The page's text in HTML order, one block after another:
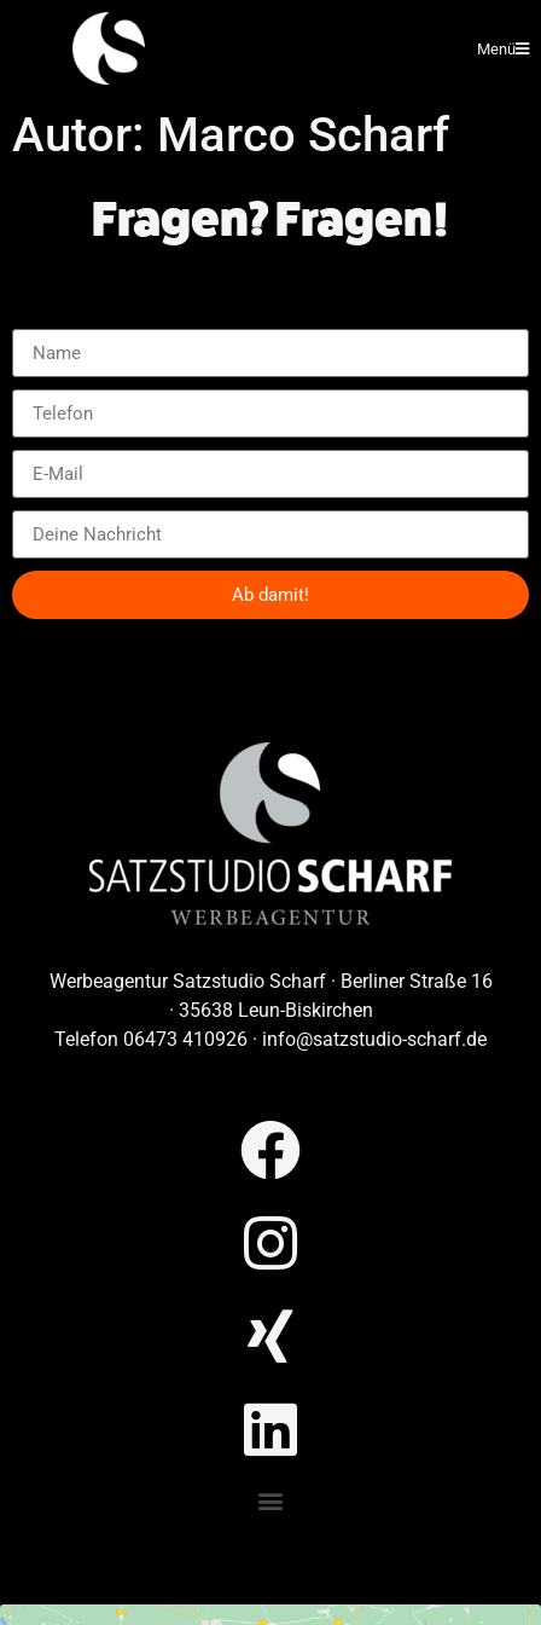
Menü
Autor: Marco Scharf
Fragen? Fragen!
Ab damit!
Werbeagentur Satzstudio Scharf · Berliner Straße 16
· 35638 Leun-Biskirchen
Telefon 06473 410926 · info@satzstudio-scharf.de